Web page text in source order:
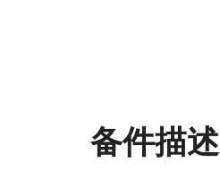
备件描述